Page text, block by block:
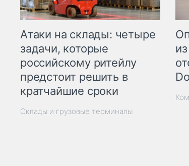
Атаки на склады: четыре
задачи, которые
российскому ритейлу
предстоит решить в
кратчайшие сроки
Склады и грузовые терминалы